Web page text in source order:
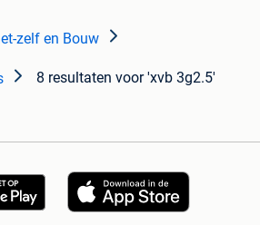
zelf en Bouw
8 resultaten voor 'xvb 3g2.5'